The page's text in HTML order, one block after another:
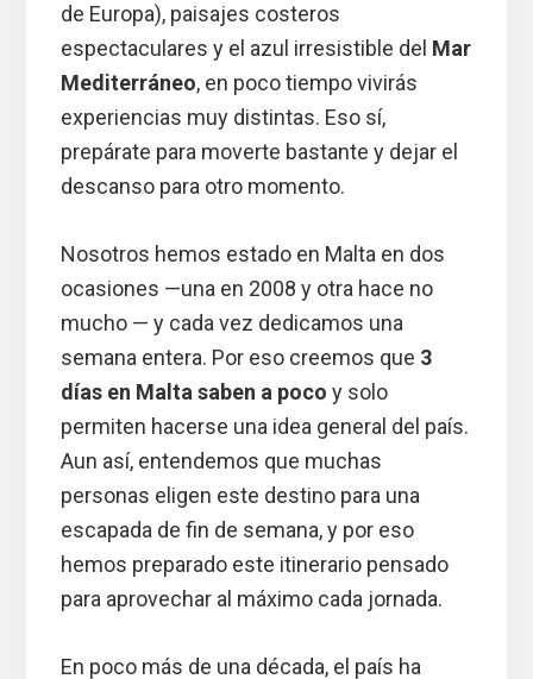
de Europa), paisajes costeros
espectaculares y el azul irresistible del Mar
Mediterráneo, en poco tiempo vivirás
experiencias muy distintas. Eso sí,
prepárate para moverte bastante y dejar el
descanso para otro momento.
Nosotros hemos estado en Malta en dos
ocasiones —una en 2008 y otra hace no
mucho — y cada vez dedicamos una
semana entera. Por eso creemos que 3
días en Malta saben a poco y solo
permiten hacerse una idea general del país.
Aun así, entendemos que muchas
personas eligen este destino para una
escapada de fin de semana, y por eso
hemos preparado este itinerario pensado
para aprovechar al máximo cada jornada.
En poco más de una década, el país ha